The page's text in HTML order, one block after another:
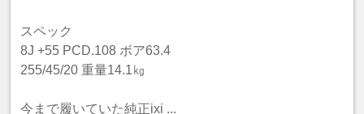
スペック
8J +55 PCD.108 ボア63.4
255/45/20 重量14.1㎏
今まで履いていた純正ixi ...